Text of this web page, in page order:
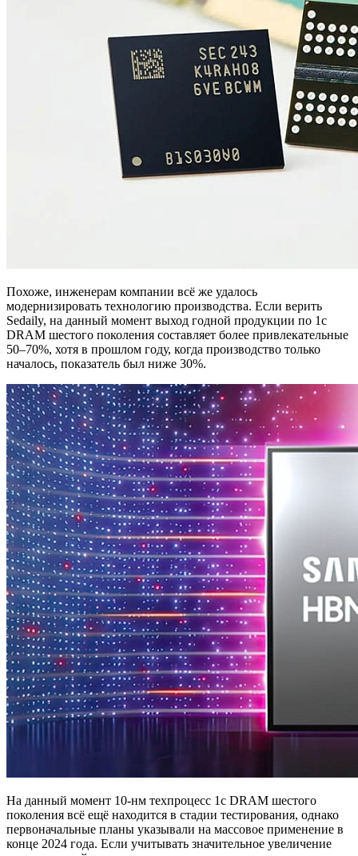
Похоже, инженерам компании всё же удалось
модернизировать технологию производства. Если верить
Sedaily, на данный момент выход годной продукции по 1c
DRAM шестого поколения составляет более привлекательные
50–70%, хотя в прошлом году, когда производство только
началось, показатель был ниже 30%.
На данный момент 10-нм техпроцесс 1c DRAM шестого
поколения всё ещё находится в стадии тестирования, однако
первоначальные планы указывали на массовое применение в
конце 2024 года. Если учитывать значительное увеличение